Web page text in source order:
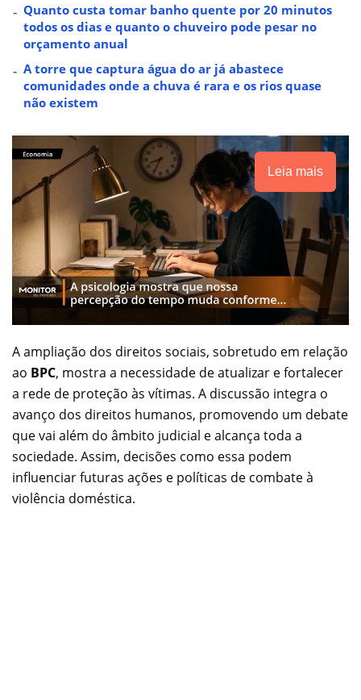
Quanto custa tomar banho quente por 20 minutos
todos os dias e quanto o chuveiro pode pesar no
orçamento anual
A torre que captura água do ar já abastece
comunidades onde a chuva é rara e os rios quase
não existem
Leia mais
A ampliação dos direitos sociais, sobretudo em relação
ao BPC, mostra a necessidade de atualizar e fortalecer
a rede de proteção às vítimas. A discussão integra o
avanço dos direitos humanos, promovendo um debate
que vai além do âmbito judicial e alcança toda a
sociedade. Assim, decisões como essa podem
influenciar futuras ações e políticas de combate à
violência doméstica.